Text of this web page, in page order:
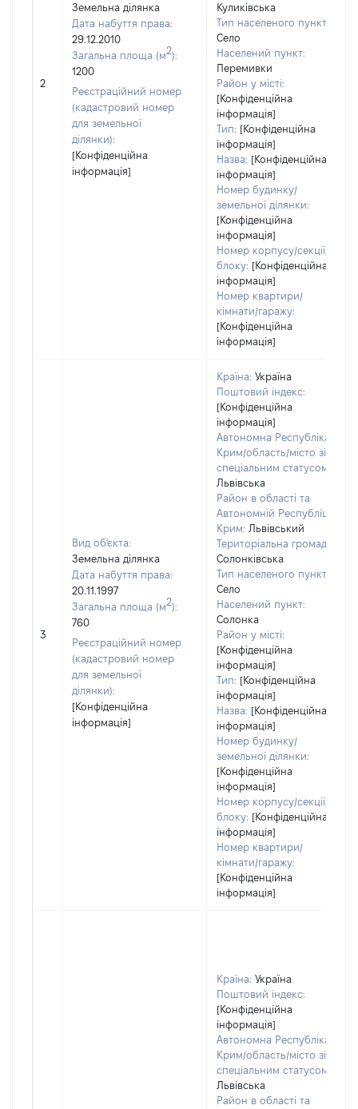
2
Земельна ділянка
Дата набуття права:
29.12.2010
Загальна площа (м2):
1200
Реєстраційний номер
(кадастровий номер
для земельної
ділянки):
[Конфіденційна
інформація]
Куликівська
Тип населеного пункту:
Село
Населений пункт:
Перемивки
Район у місті:
[Конфіденційна
інформація]
Тип: [Конфіденційна
інформація]
Назва: [Конфіденційна
інформація]
Номер будинку/
земельної ділянки:
[Конфіденційна
інформація]
Номер корпусу/секції/
блоку: [Конфіденційна
інформація]
Номер квартири/
кімнати/гаражу:
[Конфіденційна
інформація]
3
Вид об'єкта:
Земельна ділянка
Дата набуття права:
20.11.1997
Загальна площа (м2):
760
Реєстраційний номер
(кадастровий номер
для земельної
ділянки):
[Конфіденційна
інформація]
Країна: Україна
Поштовий індекс:
[Конфіденційна
інформація]
Автономна Республіка
Крим/область/місто зі
спеціальним статусом:
Львівська
Район в області та
Автономній Республіці
Крим: Львівський
Територіальна громада:
Солонківська
Тип населеного пункту:
Село
Населений пункт:
Солонка
Район у місті:
[Конфіденційна
інформація]
Тип: [Конфіденційна
інформація]
Назва: [Конфіденційна
інформація]
Номер будинку/
земельної ділянки:
[Конфіденційна
інформація]
Номер корпусу/секції/
блоку: [Конфіденційна
інформація]
Номер квартири/
кімнати/гаражу:
[Конфіденційна
інформація]
Країна: Україна
Поштовий індекс:
[Конфіденційна
інформація]
Автономна Республіка
Крим/область/місто зі
спеціальним статусом:
Львівська
Район в області та